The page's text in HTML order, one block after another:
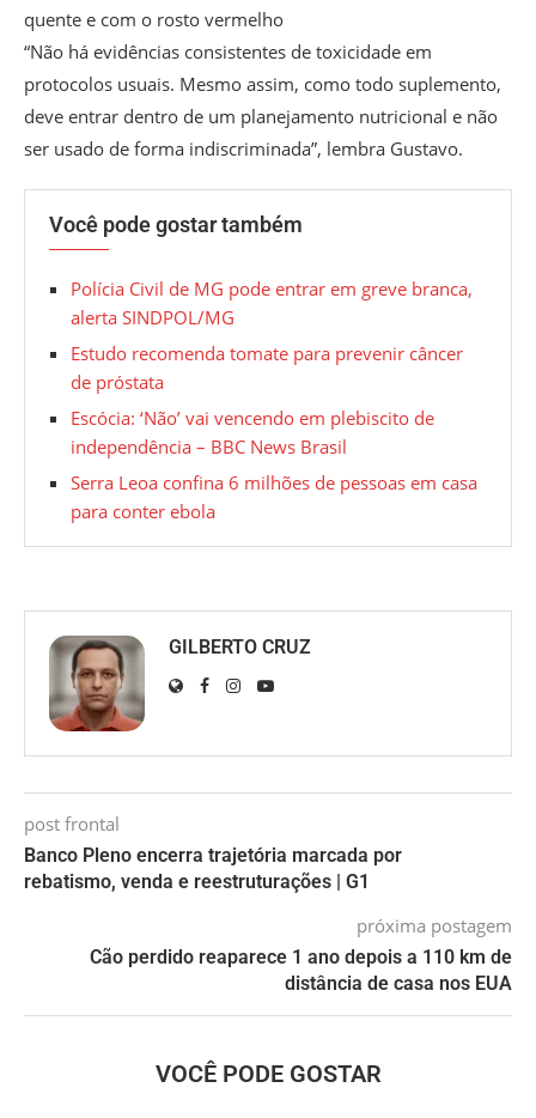
quente e com o rosto vermelho
“Não há evidências consistentes de toxicidade em
protocolos usuais. Mesmo assim, como todo suplemento,
deve entrar dentro de um planejamento nutricional e não
ser usado de forma indiscriminada”, lembra Gustavo.
Você pode gostar também
Polícia Civil de MG pode entrar em greve branca,
alerta SINDPOL/MG
Estudo recomenda tomate para prevenir câncer
de próstata
Escócia: ‘Não’ vai vencendo em plebiscito de
independência – BBC News Brasil
Serra Leoa confina 6 milhões de pessoas em casa
para conter ebola
GILBERTO CRUZ
post frontal
Banco Pleno encerra trajetória marcada por
rebatismo, venda e reestruturações | G1
próxima postagem
Cão perdido reaparece 1 ano depois a 110 km de
distância de casa nos EUA
VOCÊ PODE GOSTAR